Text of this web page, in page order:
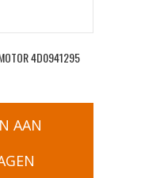
4D0941295
AAN